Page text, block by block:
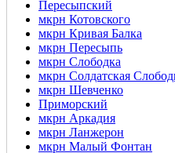
Пересыпский
мкрн Котовского
мкрн Кривая Балка
мкрн Пересыпь
мкрн Слободка
мкрн Солдатская
мкрн Шевченко
Приморский
мкрн Аркадия
мкрн Ланжерон
мкрн Малый Фонтан